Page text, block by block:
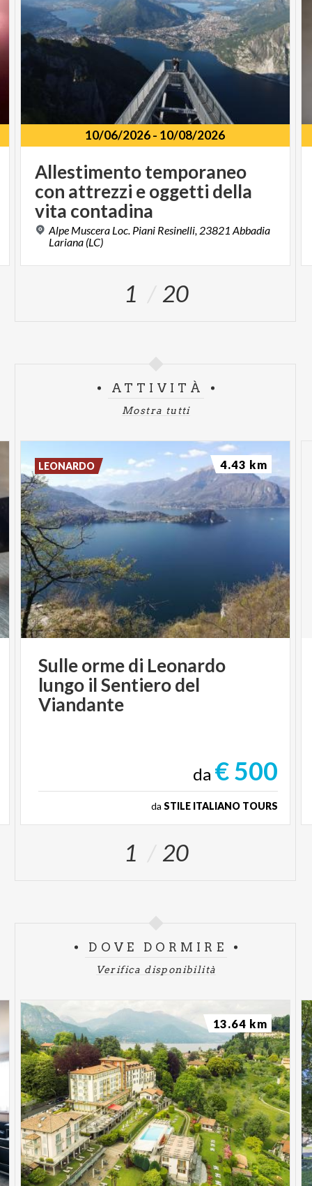
10/06/2026- 10/08/2026
Allestimento temporaneo
con attrezzi e oggetti della
vita contadina
Alpe Muscera Loc. Piani Resinelli, 23821 Abbadia
Lariana (LC)
1 20
ATTIVITÀ
Mostra tutti
Sulle orme di Leonardo
lungo il Sentiero del
Viandante
da € 500
da STILE ITALIANO TOURS
LEONARDO 4.43 km
1 20
DOVE DORMIRE
Verifica disponibilità
13.64 km